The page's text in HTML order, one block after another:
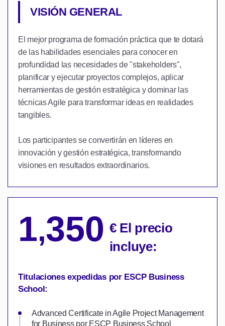
VISIÓN GENERAL
El mejor programa de formación práctica que te dotará
de las habilidades esenciales para conocer en
profundidad las necesidades de "stakeholders",
planificar y ejecutar proyectos complejos, aplicar
herramientas de gestión estratégica y dominar las
técnicas Agile para transformar ideas en realidades
tangibles.
Los participantes se convertirán en líderes en
innovación y gestión estratégica, transformando
visiones en resultados extraordinarios.
1,350 € El precio
incluye:
Titulaciones expedidas por ESCP Business
School:
Advanced Certificate in Agile Project Management
for Business por ESCP Business School